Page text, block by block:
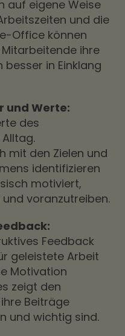
auf eigene Weise
und die
Office können
ihre
in Einklang
und Werte:
des
mit den Zielen und
identifizieren
motiviert,
voranzutreiben.
Feedback
geleistete Arbeit
Motivation
zeigt den
Beiträge
und wichtig sind.